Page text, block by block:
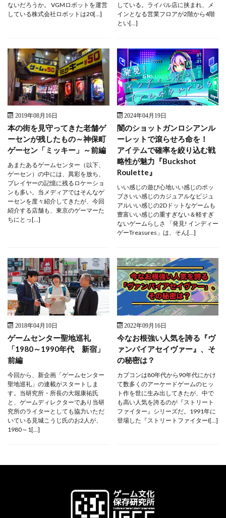
ないだろうか。 VGMロボットを運営
している株式会社ロボットは20[…]
している。ライバル店に挟まれ、メ
インとなる営業フロアが2階から4階
とい[…]
2019年08月16日
本の街を見守ってきた老舗ゲ
ーセンが残したもの～神保町
ゲーセン「ミッキー」～前編
あまたあるゲームセンター（以下、
ゲーセン）の中には、異彩を放ち、
プレイヤーの記憶に残るロケーショ
ンも多い。当メディアではそんなゲ
ーセンを度々紹介してきたが、今回
紹介する店舗も、東京のゲーマーた
ちにとっ[…]
2024年04月19日
闇のショットガンロシアンル
ーレットで滾らせろ命を！
アイテムで確率を絞り込む戦
略性が魅力『Buckshot
Roulette』
いい感じの遊び心地いい感じのポッ
プさいい感じのカジュアルなビジュ
アルいい感じの2Dドットなゲームも
豊富いい感じの重すぎない＆軽すぎ
ないゲームらしさ 「発見! インディー
ゲーTreasures」は、そん[…]
2018年04月10日
ゲームセンター聖地巡礼
「1980～1990年代 新宿」
前編
今回から、新企画「ゲームセンター
聖地巡礼」の連載がスタートしま
す。当研究所・所長の大堀康祐氏
と、ゲームディレクターであり当研
究所のライターとしても協力いただ
いている見城こうじ氏のお2人が、
1980～1[…]
2022年09月16日
今なお根強い人気を誇る『ヴ
ァンパイアセイヴァー』、そ
の秘密は？
カプコンは80年代から90年代にかけ
て数多くのアーケードゲームのヒッ
ト作を世に生み出してきたが、中で
も高い人気を誇るのが『ストリート
ファイター』シリーズだ。1991年に
登場した『ストリートファイターI[…]